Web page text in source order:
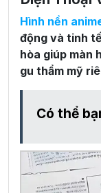
Hình nền
động và tinh
hòa giúp màn
gu thẩm mỹ
Có thể